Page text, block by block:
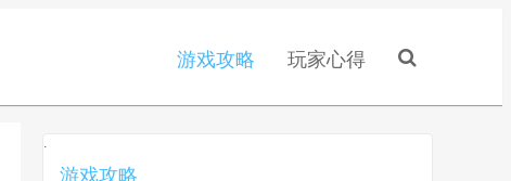
游戏攻略 玩家心得
.
游戏攻略